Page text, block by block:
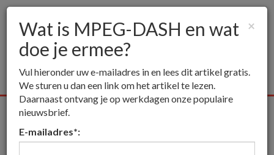
Alle media Publieksmedia
×
Wat is MPEG-DASH en wat
doe je ermee?
Vul hieronder uw e-mailadres in en lees dit artikel gratis.
We sturen u dan een link om het artikel te lezen.
Daarnaast ontvang je op werkdagen onze populaire
nieuwsbrief.
E-mailadres*: